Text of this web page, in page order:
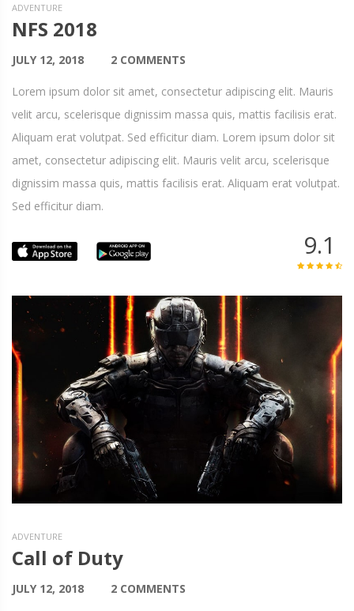
ADVENTURE
NFS 2018
JULY 12, 2018 2 COMMENTS
Lorem ipsum dolor sit amet, consectetur adipiscing elit. Mauris
velit arcu, scelerisque dignissim massa quis, mattis facilisis erat.
Aliquam erat volutpat. Sed efficitur diam. Lorem ipsum dolor sit
amet, consectetur adipiscing elit. Mauris velit arcu, scelerisque
dignissim massa quis, mattis facilisis erat. Aliquam erat volutpat.
Sed efficitur diam.
9.1
ADVENTURE
Call of Duty
JULY 12, 2018 2 COMMENTS